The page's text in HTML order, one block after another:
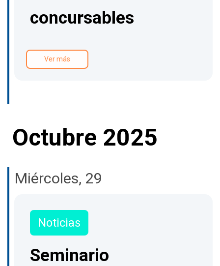
concursables
Ver más
Octubre 2025
Miércoles, 29
Noticias
Seminario